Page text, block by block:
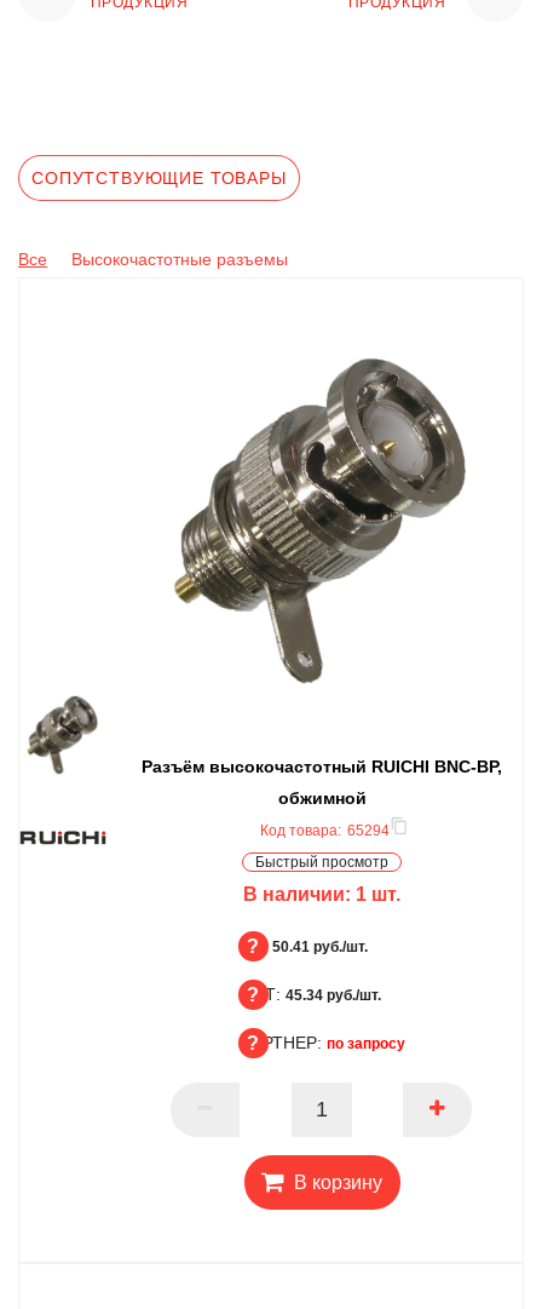
СОПУТСТВУЮЩИЕ ТОВАРЫ
Все Высокочастотные разъемы
Разъём высокочастотный RUICHI BNC-BP,
обжимной
Код товара: 65294
Быстрый просмотр
В наличии: 1 шт.
БЦ: 50.41 руб./шт.
ОПТ: 45.34 руб./шт.
ПАРТНЕР: по запросу
В корзину